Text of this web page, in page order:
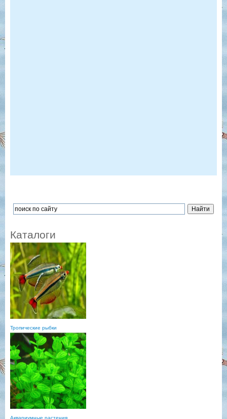
Каталоги
Тропические рыбки
Аквариумные растения